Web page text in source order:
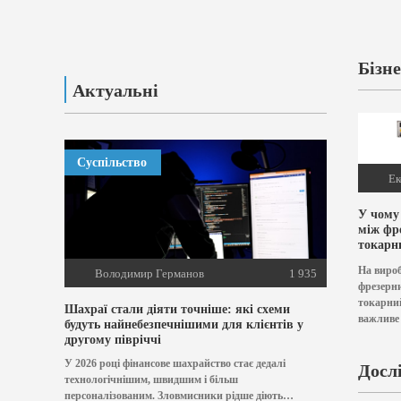
Актуальні
Суспільство
Володимир Германов 1 935
Шахраї стали діяти точніше: які схеми
будуть найнебезпечнішими для клієнтів у
другому півріччі
У 2026 році фінансове шахрайство стає дедалі
технологічнішим, швидшим і більш
персоналізованим. Зловмисники рідше діють
У чому
між
На